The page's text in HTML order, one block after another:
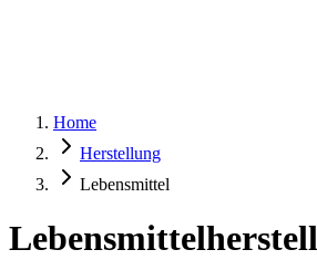
Home
Herstellung
Lebensmittel